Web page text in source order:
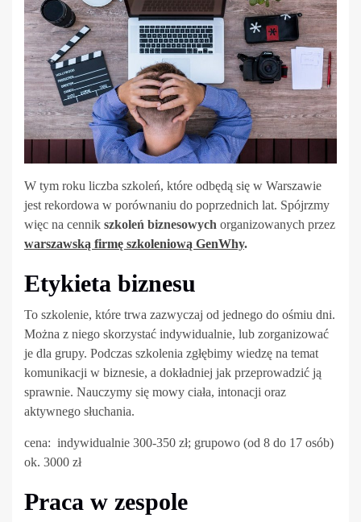
W tym roku liczba szkoleń, które odbędą się w Warszawie
jest rekordowa w porównaniu do poprzednich lat. Spójrzmy
więc na cennik szkoleń biznesowych organizowanych przez
warszawską firmę szkoleniową GenWhy.
Etykieta biznesu
To szkolenie, które trwa zazwyczaj od jednego do ośmiu dni.
Można z niego skorzystać indywidualnie, lub zorganizować
je dla grupy. Podczas szkolenia zgłębimy wiedzę na temat
komunikacji w biznesie, a dokładniej jak przeprowadzić ją
sprawnie. Nauczymy się mowy ciała, intonacji oraz
aktywnego słuchania.
cena: indywidualnie 300-350 zł; grupowo (od 8 do 17 osób)
ok. 3000 zł
Praca w zespole